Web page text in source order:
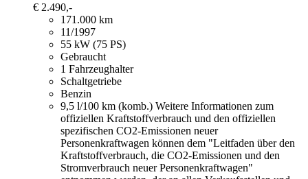
€ 2.490,-
171.000 km
11/1997
55 kW (75 PS)
Gebraucht
1 Fahrzeughalter
Schaltgetriebe
Benzin
9,5 l/100 km (komb.) Weitere Informationen zum
offiziellen Kraftstoffverbrauch und den offiziellen
spezifischen CO2-Emissionen neuer
Personenkraftwagen können dem "Leitfaden über den
Kraftstoffverbrauch, die CO2-Emissionen und den
Stromverbrauch neuer Personenkraftwagen"